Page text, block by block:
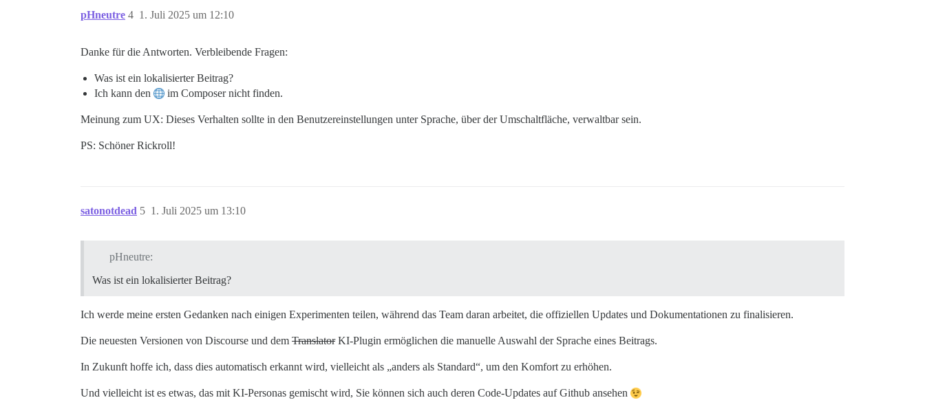
pHneutre 1. Juli 2025 um 12:10
4
Danke für die Antworten. Verbleibende Fragen:
Was ist ein lokalisierter Beitrag?
Ich kann den
im Composer nicht finden.
Meinung zum UX: Dieses Verhalten sollte in den Benutzereinstellungen unter Sprache, über der Umschaltfläche, verwaltbar sein.
PS: Schöner Rickroll!
satonotdead 1. Juli 2025 um 13:10
5
pHneutre:
Was ist ein lokalisierter Beitrag?
Ich werde meine ersten Gedanken nach einigen Experimenten teilen, während das Team daran arbeitet, die offiziellen Updates und Dokumentationen zu finalisieren.
Die neuesten Versionen von Discourse und dem TranslatorKI-Plugin ermöglichen die manuelle Auswahl der Sprache eines Beitrags.
In Zukunft hoffe ich, dass dies automatisch erkannt wird, vielleicht als „anders als Standard“, um den Komfort zu erhöhen.
Und vielleicht ist es etwas, das mit KI-Personas gemischt wird, Sie können sich auch deren Code-Updates auf Github ansehen